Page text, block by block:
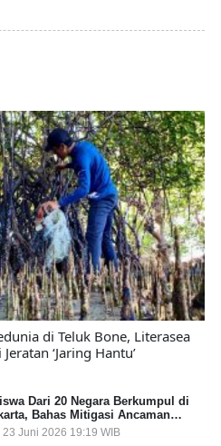
di Teluk Bone, Literasea
‘Jaring Hantu’
Dari 20 Negara Berkumpul di
Bahas Mitigasi Ancaman
Global
23 Juni 2026 19:19 WIB